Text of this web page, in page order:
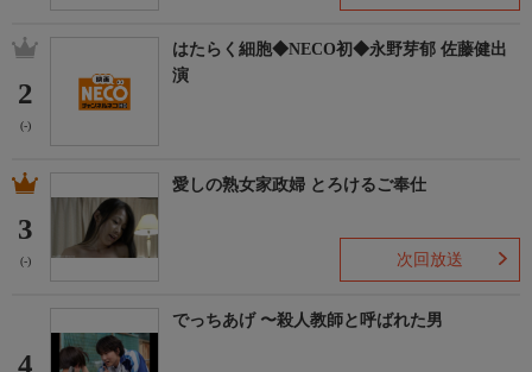
2
(-)
はたらく細胞◆NECO初◆永野芽郁 佐藤健出
演
3
(-)
愛しの熟女家政婦 とろけるご奉仕
次回放送
4
でっちあげ 〜殺人教師と呼ばれた男